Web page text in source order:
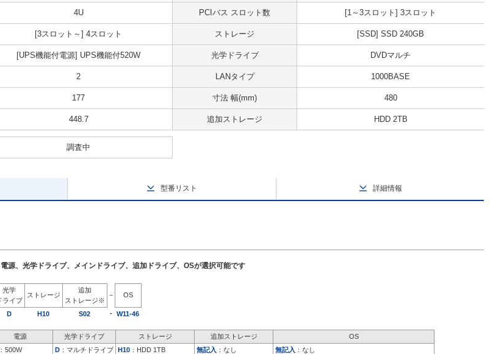
4U PCIバス スロット数 [1～3スロット] 3スロット
[3スロット～] 4スロット ストレージ [SSD] SSD 240GB
[UPS機能付電源] UPS機能付520W 光学ドライブ DVDマルチ
2 LANタイプ 1000BASE
177 寸法 幅(mm) 480
448.7 追加ストレージ HDD 2TB
調査中
型番リスト 詳細情報
源、光学ドライブ、メインドライブ、追加ドライブ、OSが選択可能です
光学
ライブ
ストレージ
追加
ストレージ※
− OS
D H10 S02 - W11-46
電源 光学ドライブ ストレージ 追加ストレージ OS
：500W D ：マルチドライブ H10 ：HDD 1TB 無記入 ：なし 無記入 ：なし